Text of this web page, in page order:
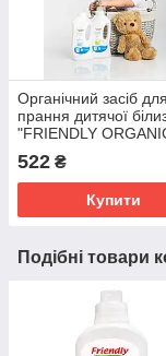
Органічний засіб для
прання дитячої
"FRIENDLY
522 ₴
Купити
Подібні товари